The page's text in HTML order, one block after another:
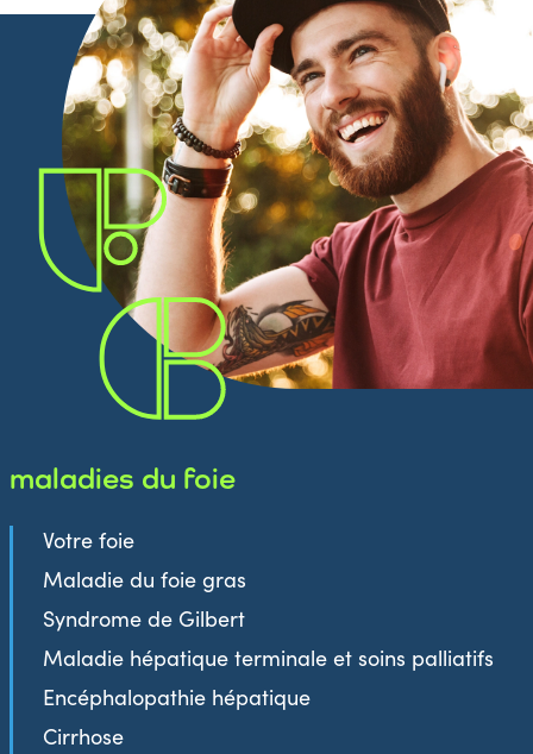
maladies du foie
Votre foie
Maladie du foie gras
Syndrome de Gilbert
Maladie hépatique terminale et soins palliatifs
Encéphalopathie hépatique
Cirrhose